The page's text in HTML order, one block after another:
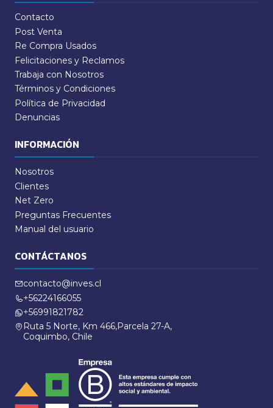
Contacto
Post Venta
Re Compra Usados
Felicitaciones y Reclamos
Trabaja con Nosotros
Términos y Condiciones
Política de Privacidad
Denuncias
INFORMACIÓN
Nosotros
Clientes
Net Zero
Preguntas Frecuentes
Manual del usuario
CONTÁCTANOS
contacto@inves.cl
+56224166055
+56991821782
Ruta 5 Norte, Km 466,Parcela 27-A,
Coquimbo, Chile